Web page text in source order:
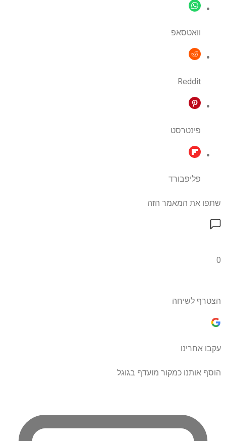
וואטסאפ
Reddit
פינטרסט
פליפבורד
שתפו את המאמר הזה
0
הצטרף לשיחה
עקבו אחרינו
הוסף אותנו כמקור מועדף בגוגל